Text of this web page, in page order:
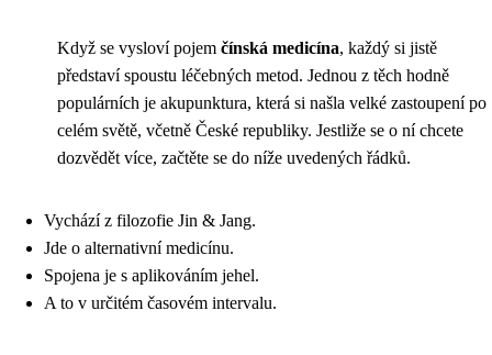
Když se vysloví pojem čínská medicína, každý si jistě
představí spoustu léčebných metod. Jednou z těch hodně
populárních je akupunktura, která si našla velké zastoupení po
celém světě, včetně České republiky. Jestliže se o ní chcete
dozvědět více, začtěte se do níže uvedených řádků.
Vychází z filozofie Jin & Jang.
Jde o alternativní medicínu.
Spojena je s aplikováním jehel.
A to v určitém časovém intervalu.